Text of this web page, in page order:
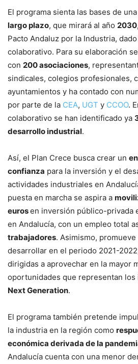
El programa sienta las bases de una
largo plazo, que mirará al año 2030
Pacto Andaluz por la Industria,
colaborativo. Para su elaboración
con 200 asociaciones,
sindicales, colegios profesionales,
ayuntamientos y ha contado con
por parte de la CEA, UGT y CCOO.
colaborativo se han identificado ya
desarrollo industrial.
Así, el Plan Crece busca crear un
confianza para la inversión y el
actividades industriales en
puesta en marcha se aspira a
eurosen inversión público-privada
en Andalucía, con un empleo total
trabajadores. Asimismo, promueve
desarrollar en el periodo 2021-
dirigidas a aprovechar en la mayor
oportunidades que representan los
Next Generation.
El programa también pretende
la industria en la región como
económica derivada de la
Andalucía cuenta con una menor